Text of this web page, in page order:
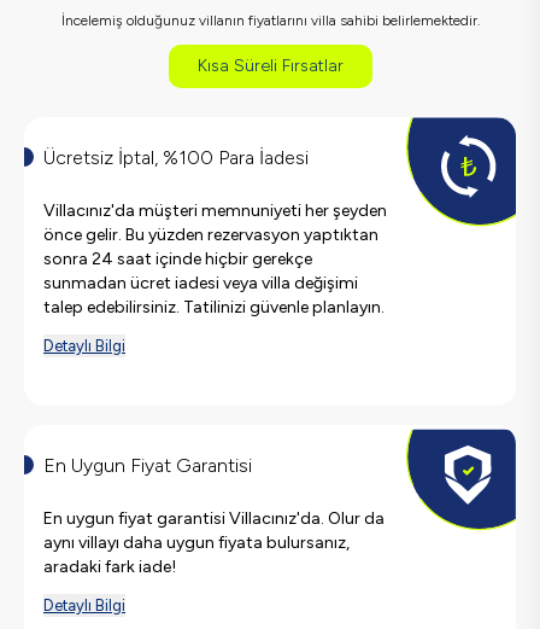
İncelemiş olduğunuz villanın fiyatlarını villa sahibi belirlemektedir.
Kısa Süreli Fırsatlar
Ücretsiz İptal, %100 Para İadesi
Villacınız'da müşteri memnuniyeti her şeyden
önce gelir. Bu yüzden rezervasyon yaptıktan
sonra 24 saat içinde hiçbir gerekçe
sunmadan ücret iadesi veya villa değişimi
talep edebilirsiniz. Tatilinizi güvenle planlayın.
Detaylı Bilgi
En Uygun Fiyat Garantisi
En uygun fiyat garantisi Villacınız'da. Olur da
aynı villayı daha uygun fiyata bulursanız,
aradaki fark iade!
Detaylı Bilgi